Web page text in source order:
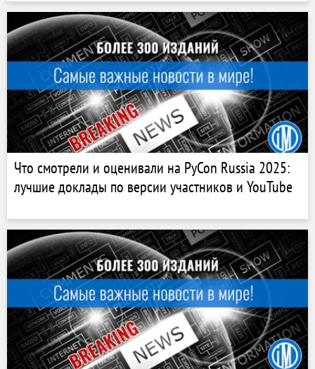
Что смотрели и оценивали на PyCon Russia 2025:
лучшие доклады по версии участников и YouTube